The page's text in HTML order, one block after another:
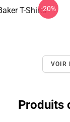
T-Shirts-20%
VOIR
Produits